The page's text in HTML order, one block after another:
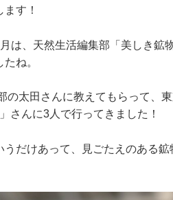
す！
は、天然生活編集部「美しき鉱
ね。
太田さんに教えてもらって、
さんに3人で行ってきました！
だけあって、見ごたえのある